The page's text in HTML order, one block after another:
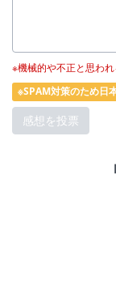
※機械的や不正と思わ
※SPAM対策のため日